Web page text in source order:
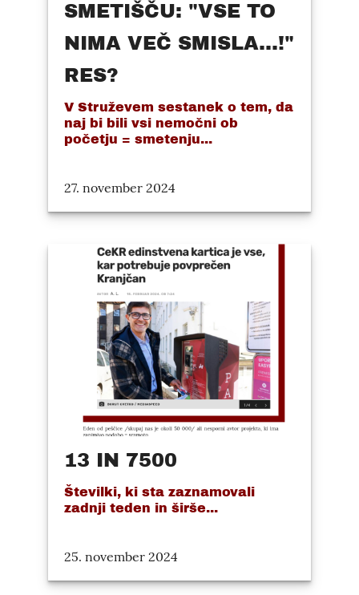
SMETIŠČU: "VSE TO
NIMA VEČ SMISLA...!"
RES?
V Struževem sestanek o tem, da
naj bi bili vsi nemočni ob
početju = smetenju...
27. november 2024
13 IN 7500
Številki, ki sta zaznamovali
zadnji teden in širše...
25. november 2024